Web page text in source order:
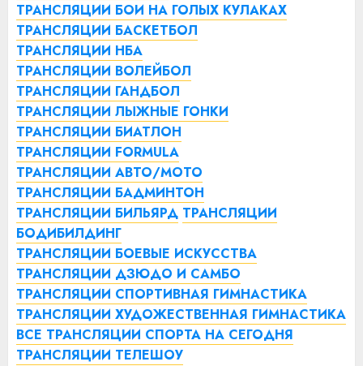
ТРАНСЛЯЦИИ БОИ НА ГОЛЫХ КУЛАКАХ
ТРАНСЛЯЦИИ БАСКЕТБОЛ
ТРАНСЛЯЦИИ НБА
ТРАНСЛЯЦИИ ВОЛЕЙБОЛ
ТРАНСЛЯЦИИ ГАНДБОЛ
ТРАНСЛЯЦИИ ЛЫЖНЫЕ ГОНКИ
ТРАНСЛЯЦИИ БИАТЛОН
ТРАНСЛЯЦИИ FORMULA
ТРАНСЛЯЦИИ АВТО/МОТО
ТРАНСЛЯЦИИ БАДМИНТОН
ТРАНСЛЯЦИИ БИЛЬЯРД ТРАНСЛЯЦИИ
БОДИБИЛДИНГ
ТРАНСЛЯЦИИ БОЕВЫЕ ИСКУССТВА
ТРАНСЛЯЦИИ ДЗЮДО И САМБО
ТРАНСЛЯЦИИ СПОРТИВНАЯ ГИМНАСТИКА
ТРАНСЛЯЦИИ ХУДОЖЕСТВЕННАЯ ГИМНАСТИКА
ВСЕ ТРАНСЛЯЦИИ СПОРТА НА СЕГОДНЯ
ТРАНСЛЯЦИИ ТЕЛЕШОУ